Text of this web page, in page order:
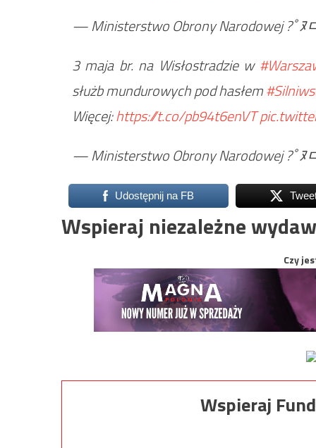
— Ministerstwo Obrony Narodowej ?￰ﾟﾇ
3 maja br. na Wisłostradzie w
służb mundurowych pod hasłem
Więcej:https://t.co/pb94t6enVT
— Ministerstwo Obrony Narodowej ?￰ﾟﾇ
Udostępnij na FB
Wspieraj niezależne
Czy
Wspieraj